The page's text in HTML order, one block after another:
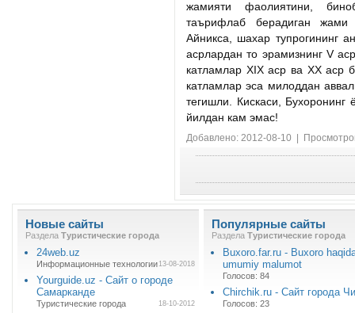
жамияти фаолиятини,
таърифлаб берадиган
Айникса, шахар тупрогининг
асрлардан то эрамизнинг V
катламлар XIX аср ва XX аср
катламлар эса милоддан
тегишли. Кискаси,
йилдан кам эмас!
Добавлено: 2012-08-10 |
Новые сайты
Раздела Туристические города
24web.uz
Информационные технологии 13-08-2018
Yourguide.uz - Сайт о городе
Самарканде
Туристические города 18-10-2012
Популярные сайты
Раздела Туристические города
Buxoro.far.ru - Buxoro
umumiy malumot
Голосов: 84
Chirchik.ru - Сайт города
Голосов: 23